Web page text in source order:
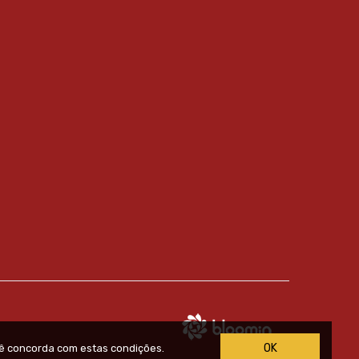
concorda com estas condições. OK